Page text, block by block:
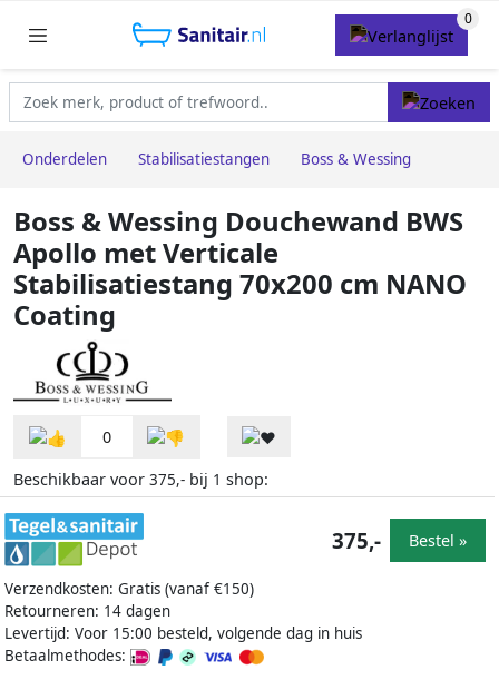
Onderdelen Stabilisatiestangen Boss & Wessing
Boss & Wessing Douchewand BWS
Apollo met Verticale
Stabilisatiestang 70x200 cm NANO
Coating
0
Beschikbaar voor 375,- bij 1 shop:
Verzendkosten: Gratis (vanaf €150)
Retourneren: 14 dagen
Levertijd: Voor 15:00 besteld, volgende dag in huis
Betaalmethodes:
375,- Bestel »